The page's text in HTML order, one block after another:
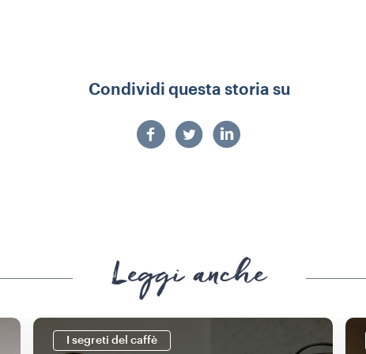
Condividi questa storia su
Leggi anche
I segreti del caffè